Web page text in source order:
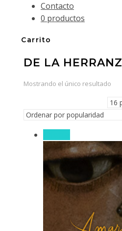
Contacto
0 productos
Carrito
DE LA HERRANZ
Mostrando el único resultado